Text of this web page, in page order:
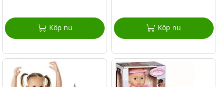
Köp nu Köp nu